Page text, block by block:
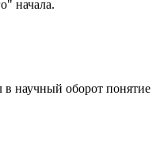
начала.
в научный оборот понятие